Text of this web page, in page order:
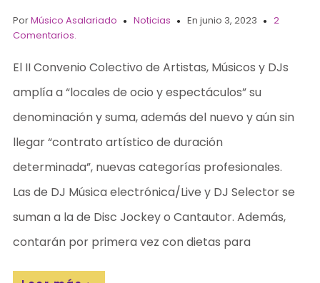
PorMúsico Asalariado Noticias En junio 3, 2023
2
Comentarios.
El II Convenio Colectivo de Artistas, Músicos y DJs
amplía a “locales de ocio y espectáculos” su
denominación y suma, además del nuevo y aún sin
llegar “contrato artístico de duración
determinada”, nuevas categorías profesionales.
Las de DJ Música electrónica/Live y DJ Selector se
suman a la de Disc Jockey o Cantautor. Además,
contarán por primera vez con dietas para